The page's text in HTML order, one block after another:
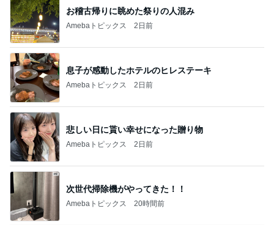
お稽古帰りに眺めた祭りの人混み
Amebaトピックス 2日前
息子が感動したホテルのヒレステーキ
Amebaトピックス 2日前
悲しい日に貰い幸せになった贈り物
Amebaトピックス 2日前
次世代掃除機がやってきた！！
Amebaトピックス 20時間前